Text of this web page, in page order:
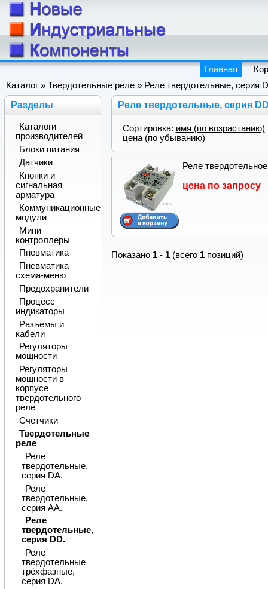
Главная
Каталог » Твердотельные реле » Реле твердотельные, серия
Реле твердотельные, серия
Сортировка: имя (по возрастанию)
цена (по убыванию)
Реле
цена по запросу
Показано 1 - 1 (всего 1 позиций)
Разделы
Каталоги
производителей
Блоки питания
Датчики
Кнопки и
сигнальная
арматура
Коммуникационные
модули
Мини
контроллеры
Пневматика
Пневматика
схема-меню
Предохранители
Процесс
индикаторы
Разъемы и
кабели
Регуляторы
мощности
Регуляторы
мощности в
корпусе
твердотельного
реле
Счетчики
Твердотельные
реле
Реле
твердотельные,
серия DA.
Реле
твердотельные,
серия AA.
Реле
твердотельные,
серия DD.
Реле
твердотельные
трёхфазные,
серия DA.